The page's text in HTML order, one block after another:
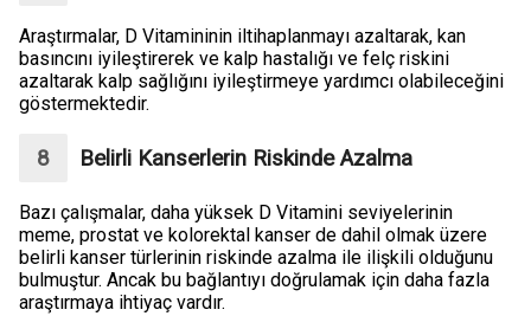
Araştırmalar, D Vitamininin iltihaplanmayı azaltarak, kan
basıncını iyileştirerek ve kalp hastalığı ve felç riskini
azaltarak kalp sağlığını iyileştirmeye yardımcı olabileceğini
göstermektedir.
Belirli Kanserlerin Riskinde Azalma
Bazı çalışmalar, daha yüksek D Vitamini seviyelerinin
meme, prostat ve kolorektal kanser de dahil olmak üzere
belirli kanser türlerinin riskinde azalma ile ilişkili olduğunu
bulmuştur. Ancak bu bağlantıyı doğrulamak için daha fazla
araştırmaya ihtiyaç vardır.